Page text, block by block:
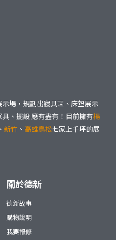
示場，規劃出寢具區、床墊展示
、擺設 應有盡有！目前擁有楊
、 新竹 、 高雄鳥松七家上千坪的展
關於德新
德新故事
購物說明
我要報修